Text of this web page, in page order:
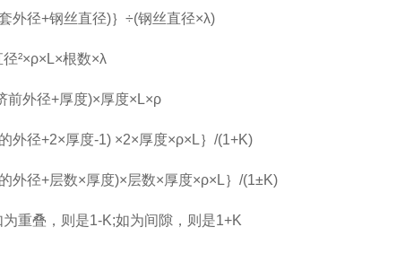
外径+钢丝直径)｝÷(钢丝直径×λ)
²×ρ×L×根数×λ
前外径+厚度)×厚度×L×ρ
外径+2×厚度-1) ×2×厚度×ρ×L｝/(1+K)
外径+层数×厚度)×层数×厚度×ρ×L｝/(1±K)
重叠，则是1-K;如为间隙，则是1+K